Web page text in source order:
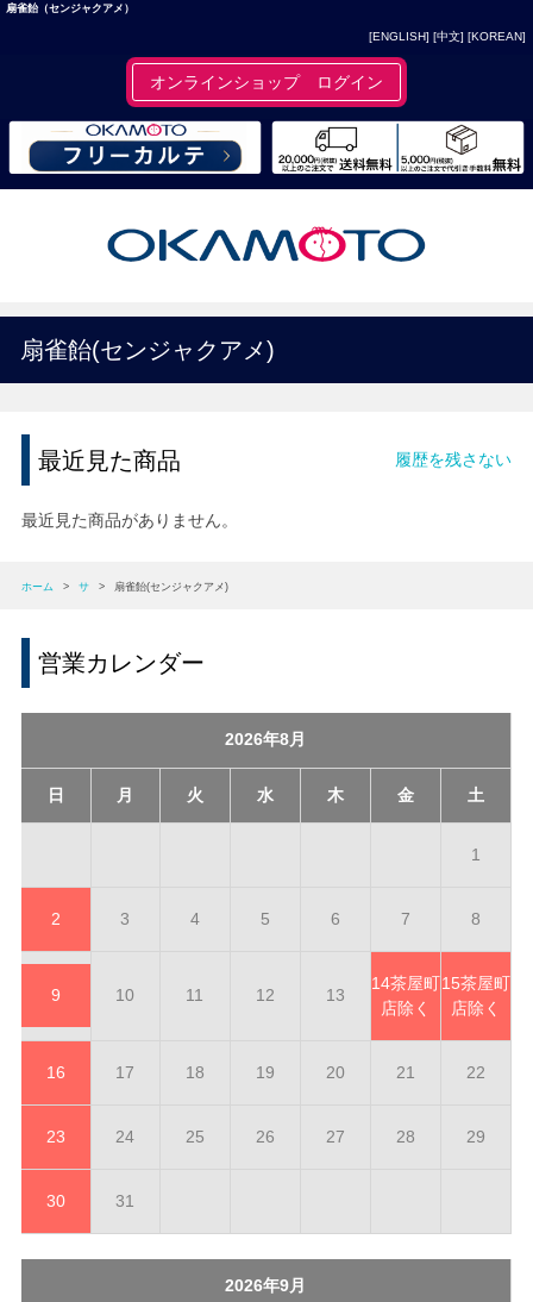
扇雀飴（センジャクアメ）
[ENGLISH] [中文] [KOREAN]
オンラインショップ ログイン
扇雀飴(センジャクアメ)
最近見た商品 履歴を残さない
最近見た商品がありません。
ホーム > サ > 扇雀飴(センジャクアメ)
営業カレンダー
2026年8月
日 月 火 水 木 金 土
1
2 3 4 5 6 7 8
9 10 11 12 13
14茶屋町
店除く
15茶屋町
店除く
16 17 18 19 20 21 22
23 24 25 26 27 28 29
30 31
2026年9月